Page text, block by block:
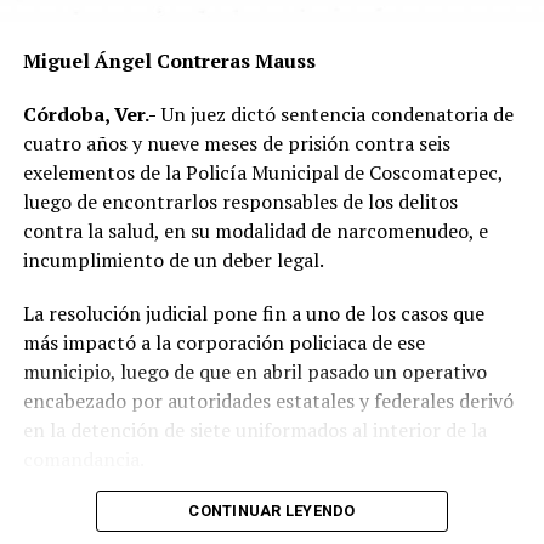
Las autoridades exhortaron a los automovilistas y
motociclistas a conducir con precaución, respetar los
límites de velocidad y aumentar la distancia de
seguridad entre vehículos, especialmente durante la
temporada de lluvias, cuando el riesgo de accidentes se
incrementa en las carreteras de la región.
La circulación en la zona se vio afectada por algunos
minutos mientras se realizaban las labores de auxilio y el
levantamiento de indicios por parte de las autoridades.
Posteriormente, el tránsito fue restablecido de manera
normal.
Miguel Ángel Contreras Mauss
Córdoba, Ver.-Un juez dictó sentencia condenatoria de
cuatro años y nueve meses de prisión contra seis
exelementos de la Policía Municipal de Coscomatepec,
luego de encontrarlos responsables de los delitos
contra la salud, en su modalidad de narcomenudeo, e
incumplimiento de un deber legal.
La resolución judicial pone fin a uno de los casos que
más impactó a la corporación policiaca de ese
municipio, luego de que en abril pasado un operativo
encabezado por autoridades estatales y federales derivó
en la detención de siete uniformados al interior de la
La intervención se realizó el 10 de abril mediante un
CONTINUAR LEYENDO